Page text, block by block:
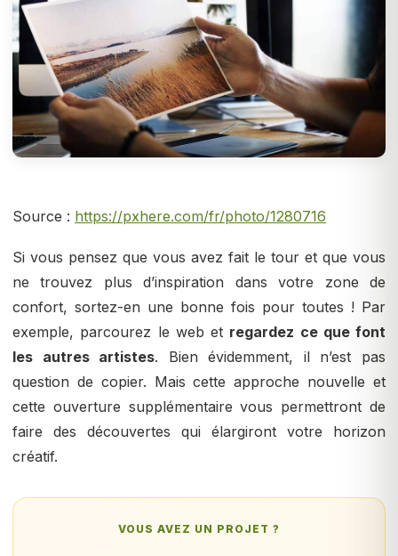
Source : https://pxhere.com/fr/photo/1280716
Si vous pensez que vous avez fait le tour et que vous
ne trouvez plus d’inspiration dans votre zone de
confort, sortez-en une bonne fois pour toutes ! Par
exemple, parcourez le web et regardez ce que font
les autres artistes. Bien évidemment, il n’est pas
question de copier. Mais cette approche nouvelle et
cette ouverture supplémentaire vous permettront de
faire des découvertes qui élargiront votre horizon
créatif.
VOUS AVEZ UN PROJET ?